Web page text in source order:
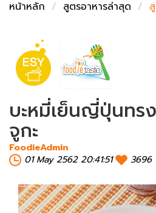
หน้าหลัก
สูตรอาหารล่าสุด
บะหมี่เย็นญี่ปุ่นทร
จูกะ
FoodieAdmin
01 May 2562 20:41:51
3696